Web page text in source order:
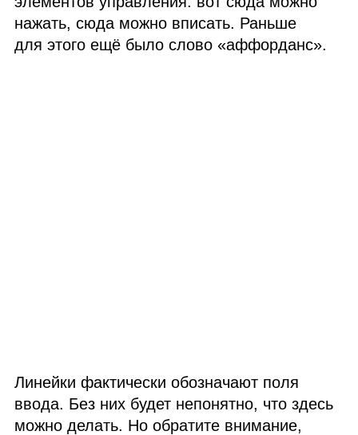
нажать, сюда можно вписать. Раньше
для этого ещё было слово «аффорданс».
Линейки фактически обозначают поля
ввода. Без них будет непонятно, что здесь
можно делать. Но обратите внимание,